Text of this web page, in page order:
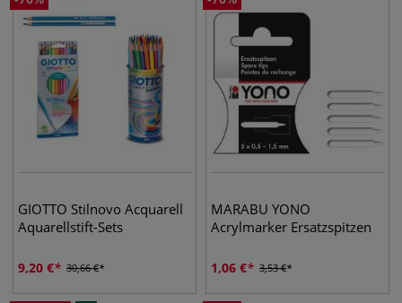
GIOTTO Stilnovo Acquarell
Aquarellstift-Sets
9,20 € 30,66€
MARABU YONO
Acrylmarker Ersatzspitzen
1,06 € 3,53€